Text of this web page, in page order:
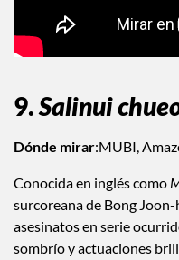
9.Salinui
Dónde mirar:MUBI,
Conocida en inglés como
surcoreana de Bong
asesinatos en serie
sombrío y actuaciones